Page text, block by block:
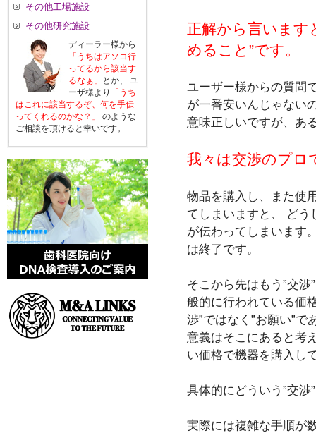
正解から言います
めること”です。
ユーザー様からの質問
が一番安いんじゃない
意味正しいですが、あ
我々は交渉のプロ
物品を購入し、また使
てしまいますと、 どう
が伝わってしまいます
は終了です。
そこから先はもう”交渉
般的に行われている価
渉”ではなく”お願い”
意義はそこにあると考
い価格で機器を購入し
具体的にどういう”交渉
実際には複雑な手順が
その他工場施設
その他研究施設
ディーラー様から
「うちはアソコ行
ってるから該当す
るなぁ」
とか、 ユ
ーザ様より
「うち
はこれに該当するぞ、何を手伝
ってくれるのかな？」
のような
ご相談を頂けると幸いです。